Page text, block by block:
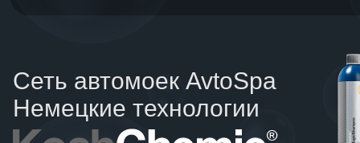
Сеть автомоек AvtoSpa
Немецкие технологии